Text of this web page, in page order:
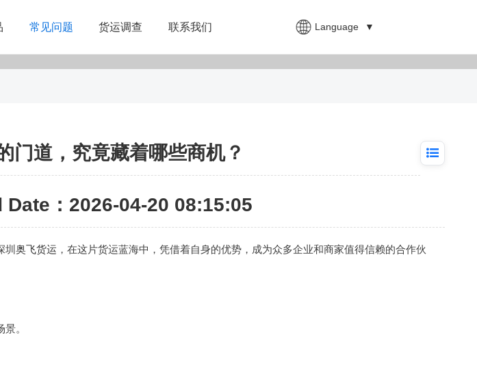
常见问题 货运调查 联系我们 Language ▼
门道，究竟藏着哪些商机？
：2026-04-20 08:15:05
圳 奥飞货运 ，在这片货运蓝海中，凭借着自身的优势，成为众多企业和商家值得信赖的合作伙
。